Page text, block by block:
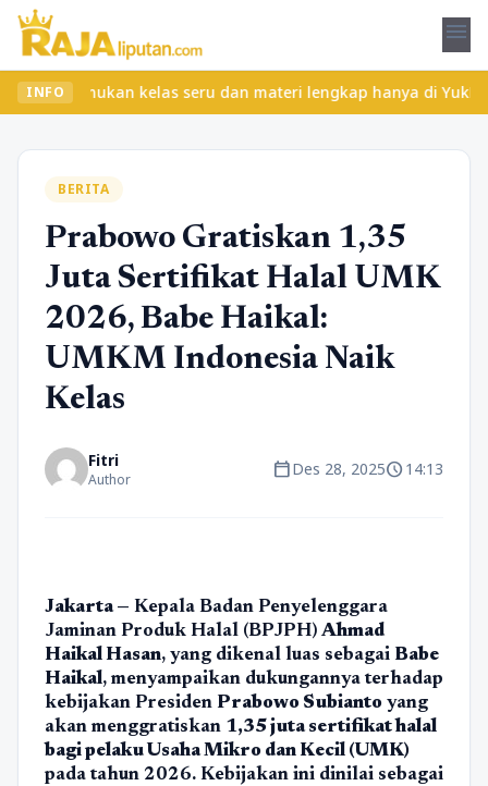
menu
INFO
Temukan kelas seru dan materi lengkap hanya di
BERITA
Prabowo Gratiskan 1,35
Juta Sertifikat Halal UMK
2026, Babe Haikal:
UMKM Indonesia Naik
Kelas
Fitri
Author calendar_todayDes 28, 2025schedule14:13
Jakarta — Kepala Badan Penyelenggara
Jaminan Produk Halal (BPJPH) Ahmad
Haikal Hasan, yang dikenal luas sebagai Babe
Haikal, menyampaikan dukungannya terhadap
kebijakan Presiden Prabowo Subianto yang
akan menggratiskan 1,35 juta sertifikat halal
bagi pelaku Usaha Mikro dan Kecil (UMK)
pada tahun 2026. Kebijakan ini dinilai sebagai